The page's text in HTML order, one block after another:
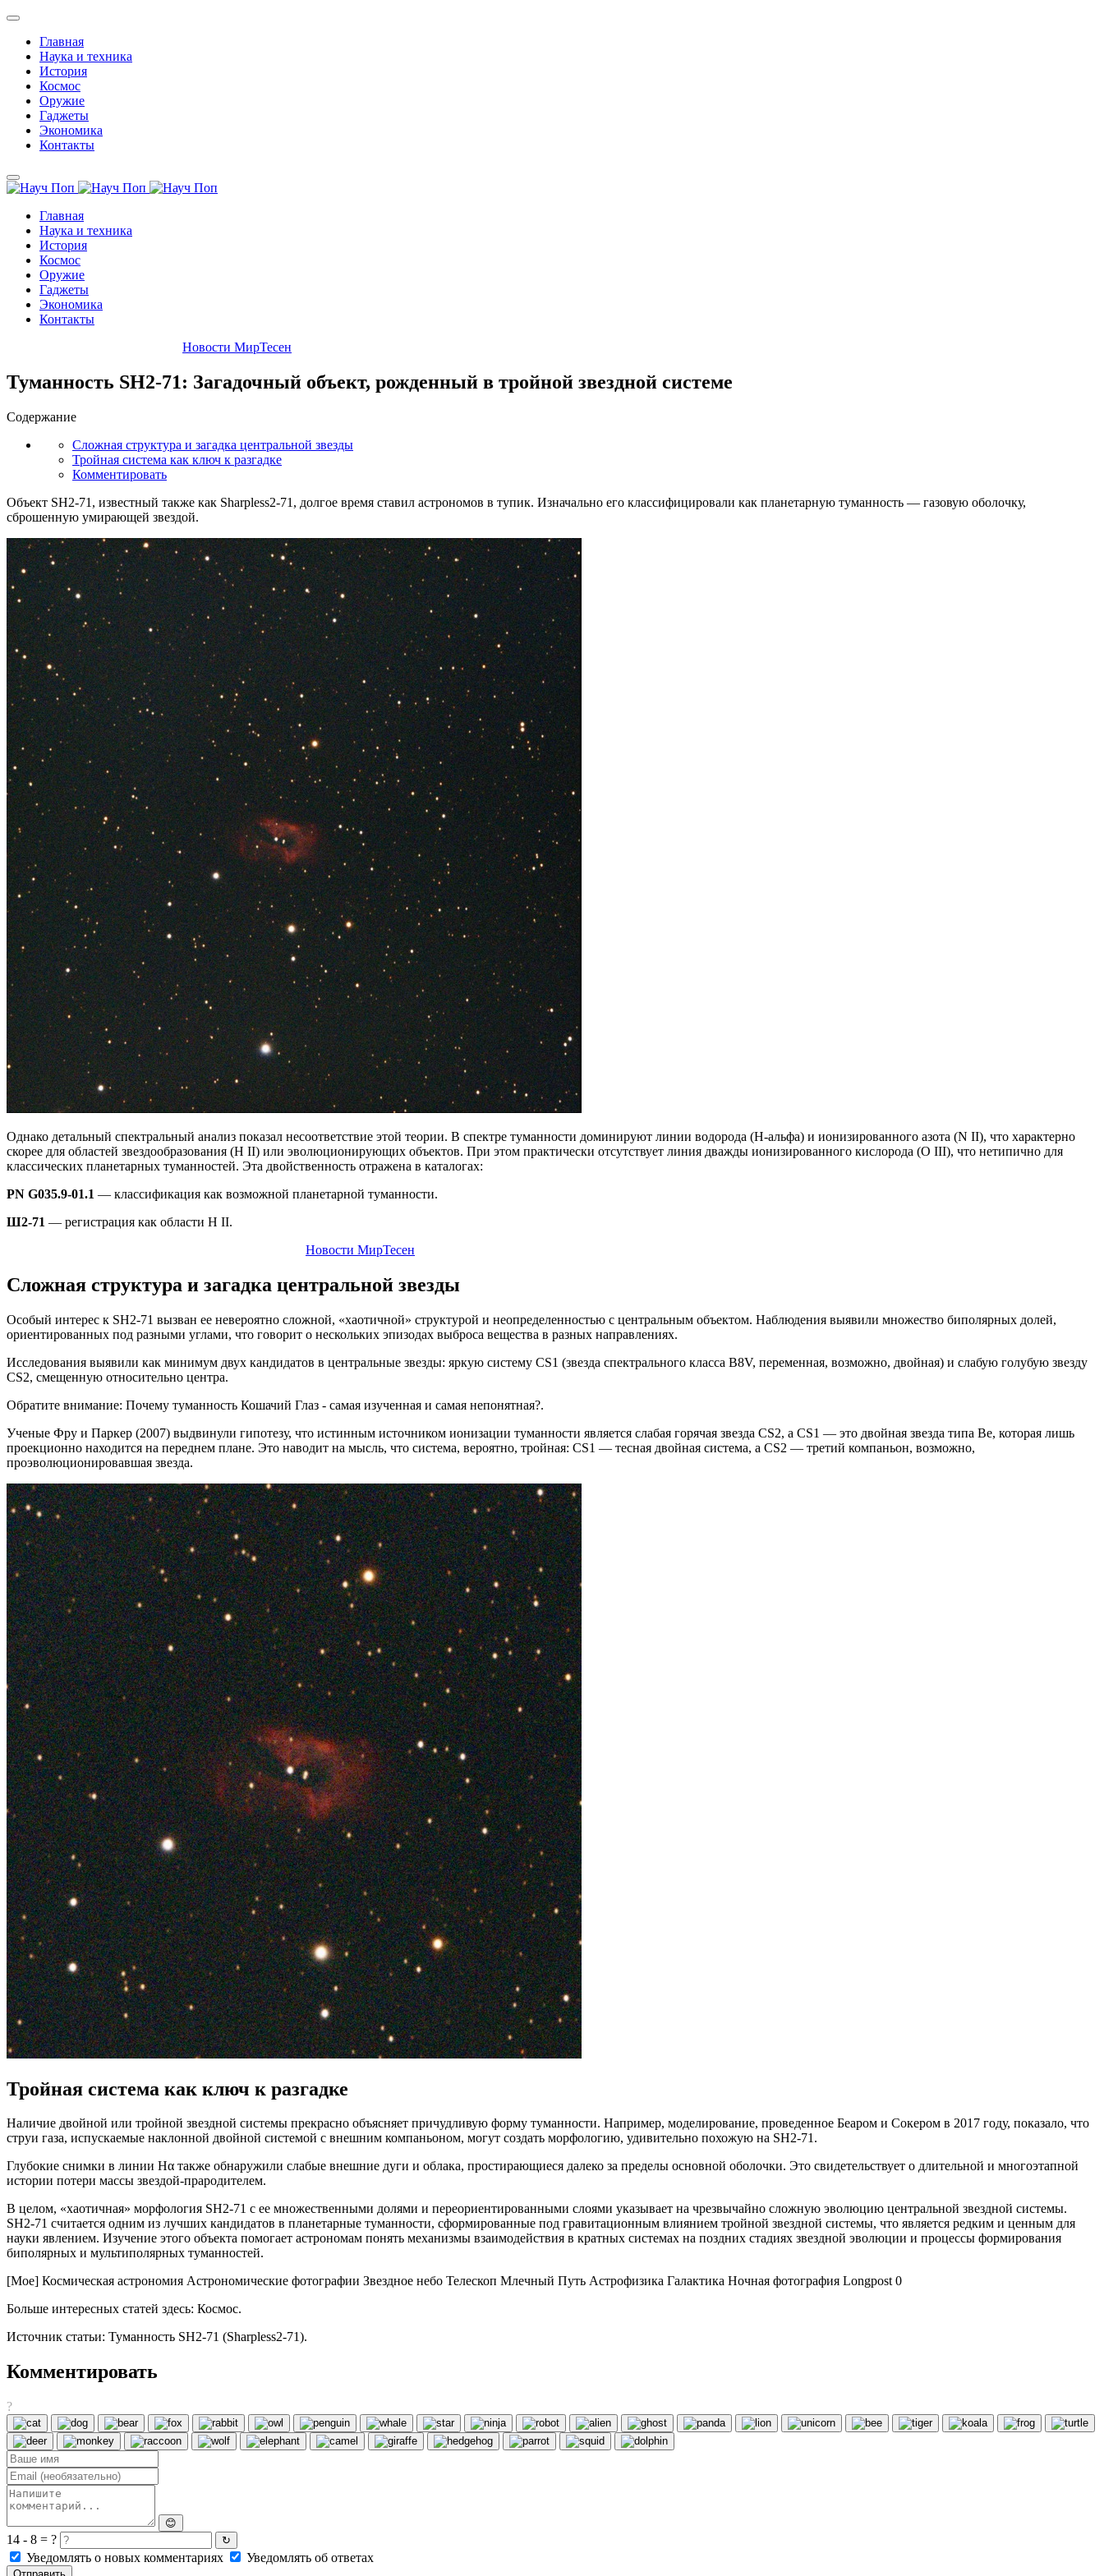
Главная
Наука и техника
История
Космос
Оружие
Гаджеты
Экономика
Контакты
Главная
Наука и техника
История
Космос
Оружие
Гаджеты
Экономика
Контакты
Новости МирТесен
Туманность SH2-71: Загадочный объект, рожденный в тройной звездной системе
Содержание
Сложная структура и загадка центральной звезды
Тройная система как ключ к разгадке
Комментировать
Объект SH2-71, известный также как Sharpless2-71, долгое время ставил астрономов в тупик. Изначально его классифицировали как планетарную туманность — газовую оболочку,
сброшенную умирающей звездой.
Однако детальный спектральный анализ показал несоответствие этой теории. В спектре туманности доминируют линии водорода (H-альфа) и ионизированного азота (N II), что характерно
скорее для областей звездообразования (H II) или эволюционирующих объектов. При этом практически отсутствует линия дважды ионизированного кислорода (O III), что нетипично для
классических планетарных туманностей. Эта двойственность отражена в каталогах:
PN G035.9-01.1 — классификация как возможной планетарной туманности.
Ш2-71 — регистрация как области H II.
Новости МирТесен
Сложная структура и загадка центральной звезды
Особый интерес к SH2-71 вызван ее невероятно сложной, «хаотичной» структурой и неопределенностью с центральным объектом. Наблюдения выявили множество биполярных долей,
ориентированных под разными углами, что говорит о нескольких эпизодах выброса вещества в разных направлениях.
Исследования выявили как минимум двух кандидатов в центральные звезды: яркую систему CS1 (звезда спектрального класса B8V, переменная, возможно, двойная) и слабую голубую звезду
CS2, смещенную относительно центра.
Обратите внимание: Почему туманность Кошачий Глаз - самая изученная и самая непонятная?.
Ученые Фру и Паркер (2007) выдвинули гипотезу, что истинным источником ионизации туманности является слабая горячая звезда CS2, а CS1 — это двойная звезда типа Be, которая лишь
проекционно находится на переднем плане. Это наводит на мысль, что система, вероятно, тройная: CS1 — тесная двойная система, а CS2 — третий компаньон, возможно,
проэволюционировавшая звезда.
Тройная система как ключ к разгадке
Наличие двойной или тройной звездной системы прекрасно объясняет причудливую форму туманности. Например, моделирование, проведенное Беаром и Сокером в 2017 году, показало, что
струи газа, испускаемые наклонной двойной системой с внешним компаньоном, могут создать морфологию, удивительно похожую на SH2-71.
Глубокие снимки в линии Hα также обнаружили слабые внешние дуги и облака, простирающиеся далеко за пределы основной оболочки. Это свидетельствует о длительной и многоэтапной
истории потери массы звездой-прародителем.
В целом, «хаотичная» морфология SH2-71 с ее множественными долями и переориентированными слоями указывает на чрезвычайно сложную эволюцию центральной звездной системы.
SH2-71 считается одним из лучших кандидатов в планетарные туманности, сформированные под гравитационным влиянием тройной звездной системы, что является редким и ценным для
науки явлением. Изучение этого объекта помогает астрономам понять механизмы взаимодействия в кратных системах на поздних стадиях звездной эволюции и процессы формирования
биполярных и мультиполярных туманностей.
[Мое] Космическая астрономия Астрономические фотографии Звездное небо Телескоп Млечный Путь Астрофизика Галактика Ночная фотография Longpost 0
Больше интересных статей здесь: Космос.
Источник статьи: Туманность SH2-71 (Sharpless2-71).
Комментировать
?
😊
14 - 8 = ? ↻
Уведомлять о новых комментариях Уведомлять об ответах